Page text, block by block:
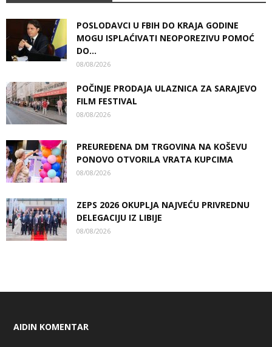
POSLODAVCI U FBIH DO KRAJA GODINE
MOGU ISPLAĆIVATI NEOPOREZIVU POMOĆ
DO...
08/08/2026
POČINJE PRODAJA ULAZNICA ZA SARAJEVO
FILM FESTIVAL
08/08/2026
PREUREĐENA DM TRGOVINA NA KOŠEVU
PONOVO OTVORILA VRATA KUPCIMA
08/08/2026
ZEPS 2026 OKUPLJA NAJVEĆU PRIVREDNU
DELEGACIJU IZ LIBIJE
08/08/2026
AIDIN KOMENTAR